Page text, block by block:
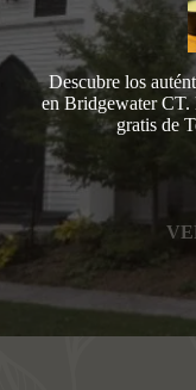
Descubre los
en Bridgewater CT.
gratis de